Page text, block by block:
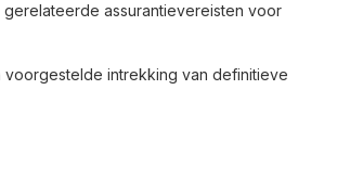
gerelateerde assurantievereisten voor
intrekking van definitieve